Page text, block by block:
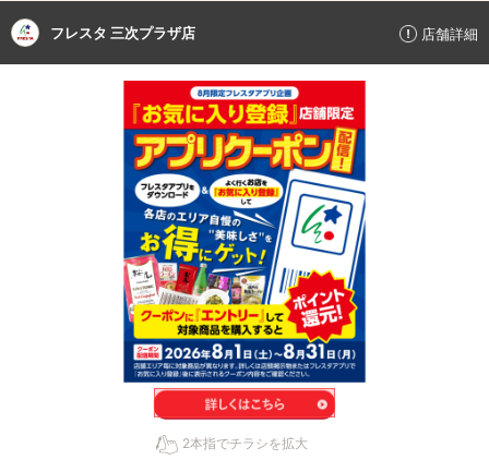
フレスタ 三次プラザ店 店舗詳細
2本指でチラシを拡大